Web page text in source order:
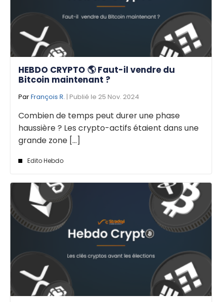
HEBDO CRYPTO 🌎 Faut-il vendre du
Bitcoin maintenant ?
ParFrançois R. | Publié le 25 Nov. 2024
Combien de temps peut durer une phase
haussière ? Les crypto-actifs étaient dans une
grande zone [...]
Edito Hebdo